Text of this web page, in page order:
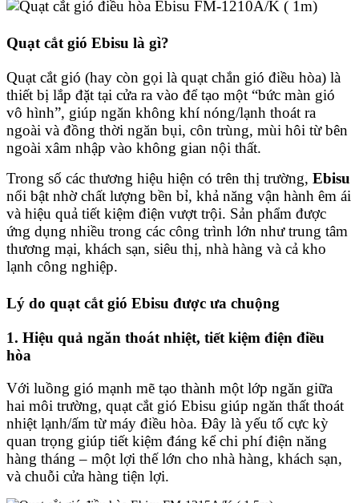
Quạt cắt gió Ebisu là gì?
Quạt cắt gió (hay còn gọi là quạt chắn gió điều hòa) là
thiết bị lắp đặt tại cửa ra vào để tạo một “bức màn gió
vô hình”, giúp ngăn không khí nóng/lạnh thoát ra
ngoài và đồng thời ngăn bụi, côn trùng, mùi hôi từ bên
ngoài xâm nhập vào không gian nội thất.
Trong số các thương hiệu hiện có trên thị trường, Ebisu
nổi bật nhờ chất lượng bền bỉ, khả năng vận hành êm ái
và hiệu quả tiết kiệm điện vượt trội. Sản phẩm được
ứng dụng nhiều trong các công trình lớn như trung tâm
thương mại, khách sạn, siêu thị, nhà hàng và cả kho
lạnh công nghiệp.
Lý do quạt cắt gió Ebisu được ưa chuộng
1. Hiệu quả ngăn thoát nhiệt, tiết kiệm điện điều
hòa
Với luồng gió mạnh mẽ tạo thành một lớp ngăn giữa
hai môi trường, quạt cắt gió Ebisu giúp ngăn thất thoát
nhiệt lạnh/ấm từ máy điều hòa. Đây là yếu tố cực kỳ
quan trọng giúp tiết kiệm đáng kể chi phí điện năng
hàng tháng – một lợi thế lớn cho nhà hàng, khách sạn,
và chuỗi cửa hàng tiện lợi.